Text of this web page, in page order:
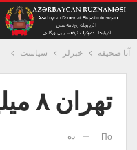
آنا صحیفه خبرلر سیاست
تهران ۸ میلیون تورک داره
По ده